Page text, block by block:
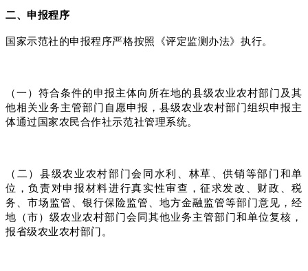
二、申报程序
国家示范社的申报程序严格按照《评定监测办法》执行。
（一）符合条件的申报主体向所在地的县级农业农村部门及其
他相关业务主管部门自愿申报，县级农业农村部门组织申报主
体通过国家农民合作社示范社管理系统。
（二）县级农业农村部门会同水利、林草、供销等部门和单
位，负责对申报材料进行真实性审查，征求发改、财政、税
务、市场监管、银行保险监管、地方金融监管等部门意见，经
地（市）级农业农村部门会同其他业务主管部门和单位复核，
报省级农业农村部门。